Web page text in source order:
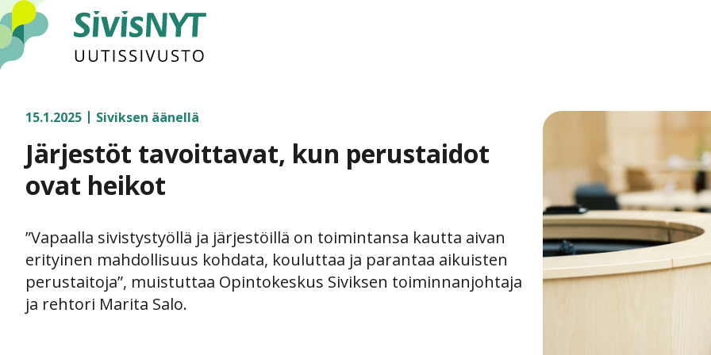
SivisNYT
15.1.2025 Siviksen äänellä
Järjestöt tavoittavat, kun perustaidot
ovat heikot
”Vapaalla sivistystyöllä ja järjestöillä on toimintansa kautta aivan
erityinen mahdollisuus kohdata, kouluttaa ja parantaa aikuisten
perustaitoja”, muistuttaa Opintokeskus Siviksen toiminnanjohtaja
ja rehtori Marita Salo.